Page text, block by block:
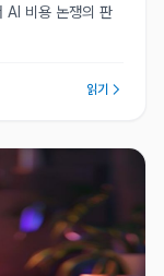
AI 비용 논쟁의 판
읽기